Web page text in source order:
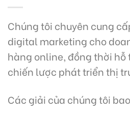
Chúng tôi chuyên cung
digital marketing cho
hàng online, đồng thời
chiến lược phát triển thị
Các giải của chúng tôi